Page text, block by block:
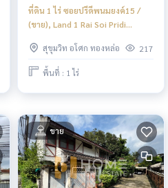
ที่ดิน 1 ไร่ ซอยปรีดีพนมยงค์15 /
(ขาย), Land 1 Rai Soi Pridi
NS026สุขุมวิท อโศก ทองหล่อ 217
พื้นที่ : 1 ไร่
ขาย